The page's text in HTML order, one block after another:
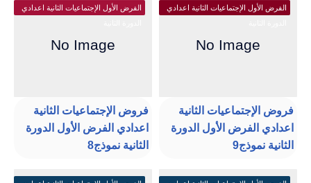
الفرض الأول الإجتماعيات الثانية اعدادي
فروض الإجتماعيات الثانية
اعدادي الفرض الأول الدورة
الثانية نموذج9
الفرض الأول الإجتماعيات الثانية اعدادي
فروض الإجتماعيات الثانية
اعدادي الفرض الأول الدورة
الثانية نموذج8